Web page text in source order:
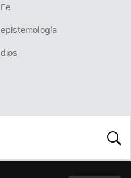
Fe
epistemología
dios